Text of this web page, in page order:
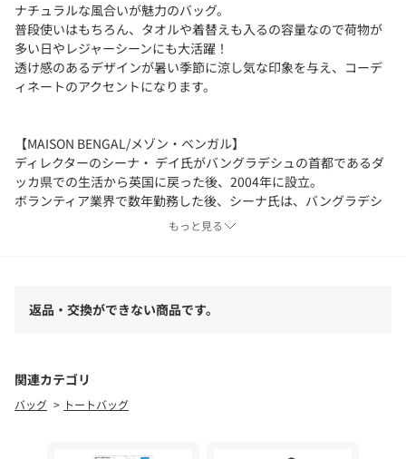
ナチュラルな風合いが魅力のバッグ。
普段使いはもちろん、タオルや着替えも入るの容量なので荷物が
多い日やレジャーシーンにも大活躍！
透け感のあるデザインが暑い季節に涼し気な印象を与え、コーデ
ィネートのアクセントになります。
【MAISON BENGAL/メゾン・ベンガル】
ディレクターのシーナ・ デイ氏がバングラデシュの首都であるダ
ッカ県での生活から英国に戻った後、2004年に設立。
ボランティア業界で数年勤務した後、シーナ氏は、バングラデシ
ュの最も貧困地域で見た織物とかご作りの伝統的な職人技に感銘
もっと見る
返品・交換ができない商品です。
関連カテゴリ
バッグ トートバッグ